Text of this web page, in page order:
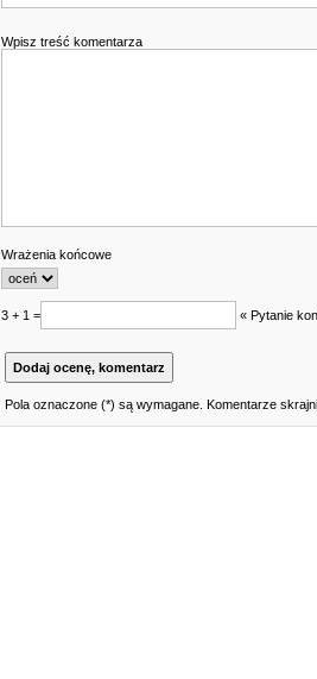
Wpisz treść komentarza
Wrażenia końcowe
3 + 1 = « Pytanie
Pola oznaczone (*) są wymagane. Komentarze